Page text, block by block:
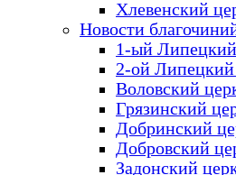
Хлевенский
Новости
1-ый
2-ой Липецкий
Воловский
Грязинский
Добринский
Добровский
Задонский